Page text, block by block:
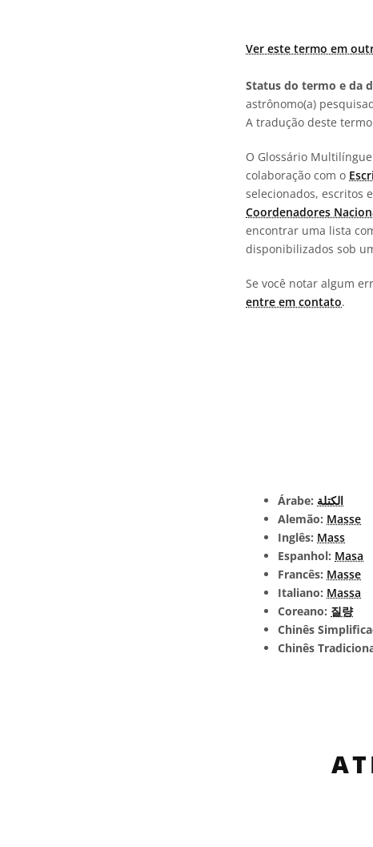
Ver este termo em
Status do termo e da
astrônomo(a)
A tradução deste
O Glossário
colaboração com o
selecionados, escritos
Coordenadores
encontrar uma lista
disponibilizados sob
Se você notar algum
entre em contato.
Árabe: الكتلة
Alemão: Masse
Inglês: Mass
Espanhol: Masa
Francês: Masse
Italiano: Massa
Coreano: 질량
Chinês
Chinês